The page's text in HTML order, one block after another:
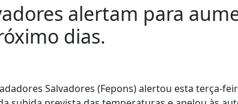
alertam para
dias.
Salvadores (Fepons) alertou esta terça-